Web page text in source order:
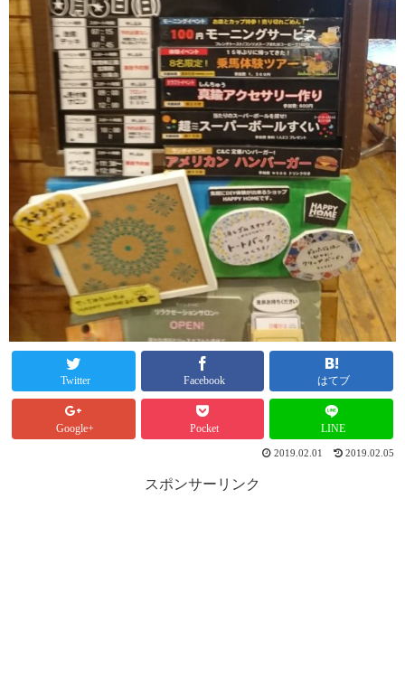
Twitter Facebook はてブ
Google+ Pocket LINE
2019.02.01 2019.02.05
スポンサーリンク